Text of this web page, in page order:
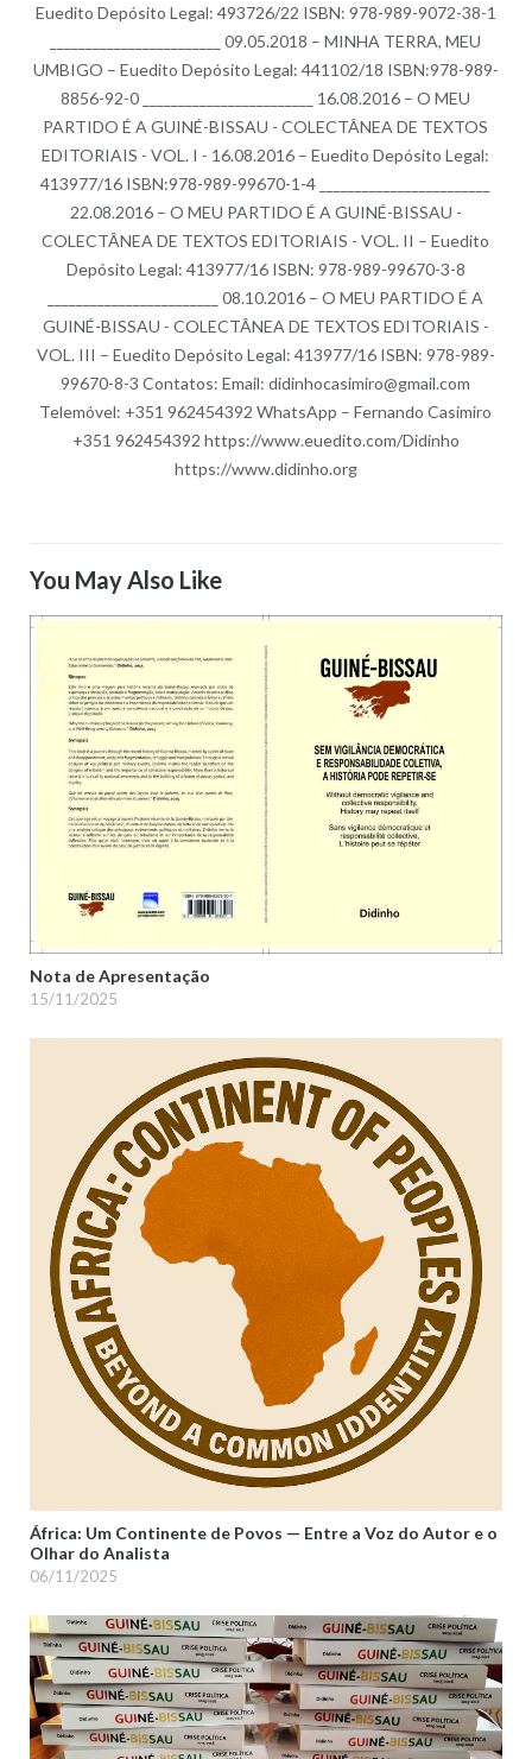
Euedito Depósito Legal: 493726/22 ISBN: 978-989-9072-38-1
________________________ 09.05.2018 – MINHA TERRA, MEU
UMBIGO – Euedito Depósito Legal: 441102/18 ISBN:978-989-
8856-92-0 ________________________ 16.08.2016 – O MEU
PARTIDO É A GUINÉ-BISSAU - COLECTÂNEA DE TEXTOS
EDITORIAIS - VOL. I - 16.08.2016 – Euedito Depósito Legal:
413977/16 ISBN:978-989-99670-1-4 ________________________
22.08.2016 – O MEU PARTIDO É A GUINÉ-BISSAU -
COLECTÂNEA DE TEXTOS EDITORIAIS - VOL. II – Euedito
Depósito Legal: 413977/16 ISBN: 978-989-99670-3-8
________________________ 08.10.2016 – O MEU PARTIDO É A
GUINÉ-BISSAU - COLECTÂNEA DE TEXTOS EDITORIAIS -
VOL. III – Euedito Depósito Legal: 413977/16 ISBN: 978-989-
99670-8-3 Contatos: Email: didinhocasimiro@gmail.com
Telemóvel: +351 962454392 WhatsApp – Fernando Casimiro
+351 962454392 https://www.euedito.com/Didinho
https://www.didinho.org
You May Also Like
Nota de Apresentação
15/11/2025
África: Um Continente de Povos — Entre a Voz do Autor e o
Olhar do Analista
06/11/2025